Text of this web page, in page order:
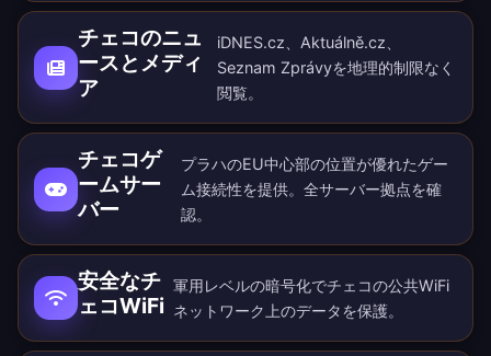
チェコのニュ
ースとメディ
ア
iDNES.cz、Aktuálně.cz、
Seznam Zprávyを地理的制限なく
閲覧。
チェコゲ
ームサー
バー
プラハのEU中心部の位置が優れたゲー
ム接続性を提供。 全サーバー拠点を確
認。
安全なチ
ェコWiFi
軍用レベルの暗号化でチェコの公共WiFi
ネットワーク上のデータを保護。